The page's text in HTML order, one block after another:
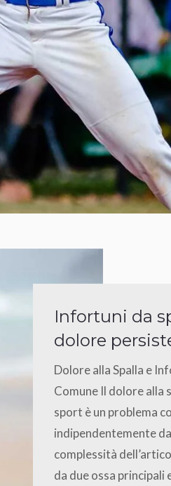
Infortuni da
dolore
Dolore alla Spalla e
Comune Il dolore alla
sport è un problema
indipendentemente
complessità
da due ossa principali